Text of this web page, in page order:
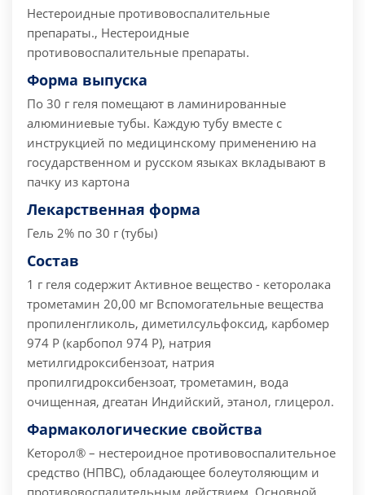
Нестероидные противовоспалительные
препараты., Нестероидные
противовоспалительные препараты.
Форма выпуска
По 30 г геля помещают в ламинированные
алюминиевые тубы. Каждую тубу вместе с
инструкцией по медицинскому применению на
государственном и русском языках вкладывают в
пачку из картона
Лекарственная форма
Гель 2% по 30 г (тубы)
Состав
1 г геля содержит Активное вещество - кеторолака
трометамин 20,00 мг Вспомогательные вещества
пропиленгликоль, диметилсульфоксид, карбомер
974 Р (карбопол 974 Р), натрия
метилгидроксибензоат, натрия
пропилгидроксибензоат, трометамин, вода
очищенная, дгеатан Индийский, этанол, глицерол.
Фармакологические свойства
Кеторол® – нестероидное противовоспалительное
средство (НПВС), обладающее болеутоляющим и